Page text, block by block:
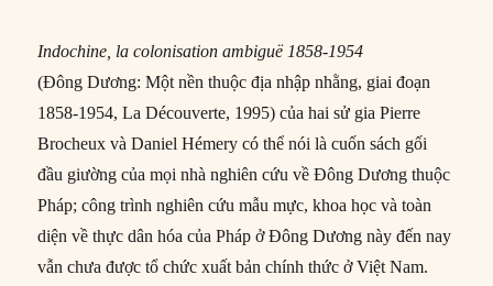
Indochine, la colonisation ambiguë 1858-1954
(Đông Dương: Một nền thuộc địa nhập nhằng, giai đoạn
1858-1954, La Découverte, 1995) của hai sử gia Pierre
Brocheux và Daniel Hémery có thể nói là cuốn sách gối
đầu giường của mọi nhà nghiên cứu về Đông Dương thuộc
Pháp; công trình nghiên cứu mẫu mực, khoa học và toàn
diện về thực dân hóa của Pháp ở Đông Dương này đến nay
vẫn chưa được tổ chức xuất bản chính thức ở Việt Nam.